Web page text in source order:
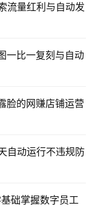
流量红利与自动发
一比一复刻与自动
脸的网赚店铺运营
自动运行不违规防
础掌握数字员工